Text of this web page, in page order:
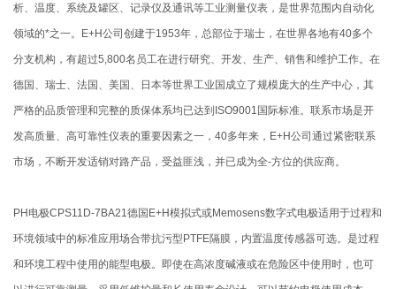
析、温度、系统及罐区、记录仪及通讯等工业测量仪表，是世界范围内自动化
领域的*之一。E+H公司创建于1953年，总部位于瑞士，在世界各地有40多个
分支机构，有超过5,800名员工在进行研究、开发、生产、销售和维护工作。在
德国、瑞士、法国、美国、日本等世界工业国成立了规模庞大的生产中心，其
严格的品质管理和完整的质保体系均已达到ISO9001国际标准。联系市场是开
发高质量、高可靠性仪表的重要因素之一，40多年来，E+H公司通过紧密联系
市场，不断开发适销对路产品，受益匪浅，并已成为全-方位的供应商。
PH电极CPS11D-7BA21德国E+H模拟式或Memosens数字式电极适用于过程和
环境领域中的标准应用场合带抗污型PTFE隔膜，内置温度传感器可选。是过程
和环境工程中使用的能型电极。即使在高浓度碱液或在危险区中使用时，也可